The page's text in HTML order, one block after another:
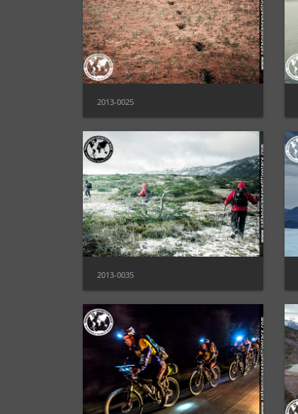
2013-0025
2013-0035